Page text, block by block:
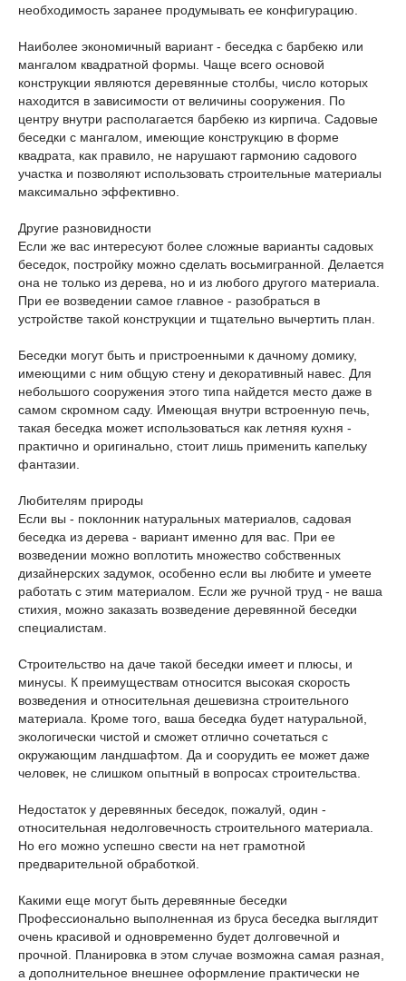
необходимость заранее продумывать ее конфигурацию.
Наиболее экономичный вариант - беседка с барбекю или
мангалом квадратной формы. Чаще всего основой
конструкции являются деревянные столбы, число которых
находится в зависимости от величины сооружения. По
центру внутри располагается барбекю из кирпича. Садовые
беседки с мангалом, имеющие конструкцию в форме
квадрата, как правило, не нарушают гармонию садового
участка и позволяют использовать строительные материалы
максимально эффективно.
Другие разновидности
Если же вас интересуют более сложные варианты садовых
беседок, постройку можно сделать восьмигранной. Делается
она не только из дерева, но и из любого другого материала.
При ее возведении самое главное - разобраться в
устройстве такой конструкции и тщательно вычертить план.
Беседки могут быть и пристроенными к дачному домику,
имеющими с ним общую стену и декоративный навес. Для
небольшого сооружения этого типа найдется место даже в
самом скромном саду. Имеющая внутри встроенную печь,
такая беседка может использоваться как летняя кухня -
практично и оригинально, стоит лишь применить капельку
фантазии.
Любителям природы
Если вы - поклонник натуральных материалов, садовая
беседка из дерева - вариант именно для вас. При ее
возведении можно воплотить множество собственных
дизайнерских задумок, особенно если вы любите и умеете
работать с этим материалом. Если же ручной труд - не ваша
стихия, можно заказать возведение деревянной беседки
специалистам.
Строительство на даче такой беседки имеет и плюсы, и
минусы. К преимуществам относится высокая скорость
возведения и относительная дешевизна строительного
материала. Кроме того, ваша беседка будет натуральной,
экологически чистой и сможет отлично сочетаться с
окружающим ландшафтом. Да и соорудить ее может даже
человек, не слишком опытный в вопросах строительства.
Недостаток у деревянных беседок, пожалуй, один -
относительная недолговечность строительного материала.
Но его можно успешно свести на нет грамотной
предварительной обработкой.
Какими еще могут быть деревянные беседки
Профессионально выполненная из бруса беседка выглядит
очень красивой и одновременно будет долговечной и
прочной. Планировка в этом случае возможна самая разная,
а дополнительное внешнее оформление практически не